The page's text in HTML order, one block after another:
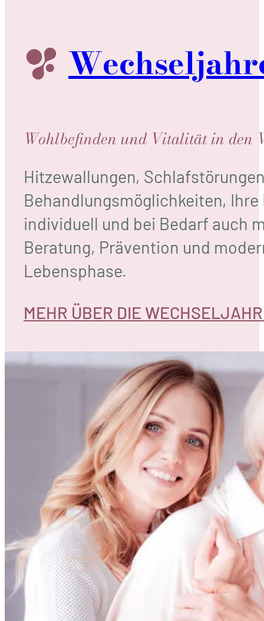
Wohlbefinden und Vitalität in den
Hitzewallungen,
Behandlungsmöglichkeiten,
individuell und bei Bedarf auch
Beratung, Prävention und
Lebensphase.
MEHR ÜBER DIE